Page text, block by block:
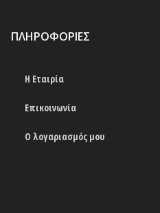
ΠΛΗΡΟΦΟΡΊΕΣ
Η Εταιρία
Επικοινωνία
Ο λογαριασμός μου